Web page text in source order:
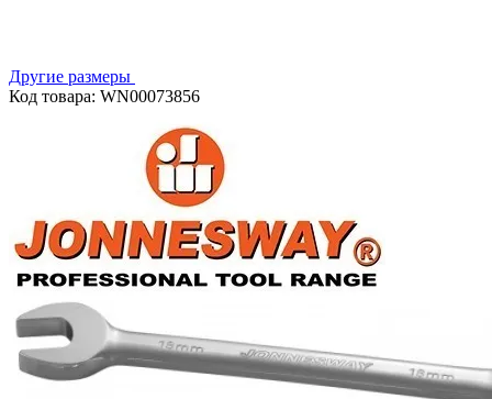
Другие размеры
Код товара: WN00073856